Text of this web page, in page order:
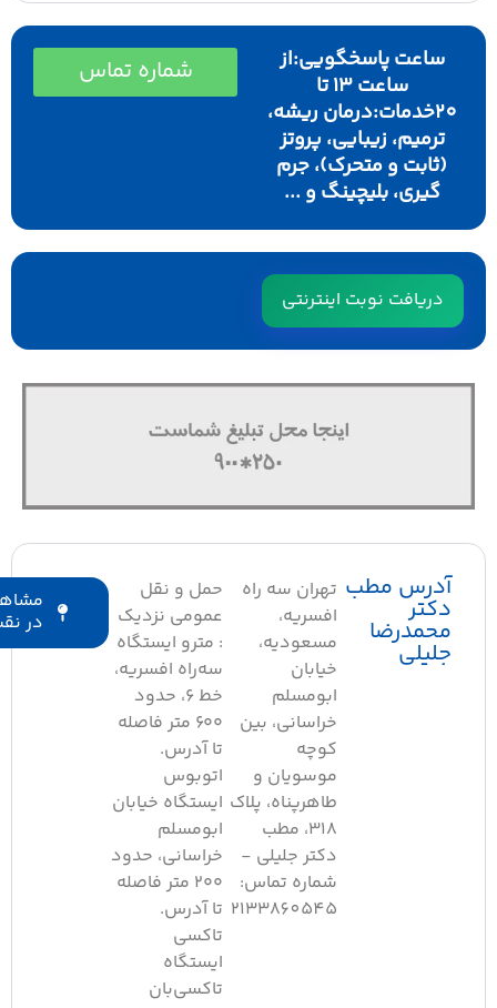
ساعت پاسخگویی:از
ساعت 13 تا
20خدمات:درمان ریشه،
ترمیم، زیبایی، پروتز
(ثابت و متحرک)، جرم
گیری، بلیچینگ و ...
شماره تماس
دریافت نوبت اینترنتی
آدرس مطب
محمدرضا
جلیلی
تهران سه راه
افسریه،
مسعودیه،
ابومسلم
خراسانی، بین
موسویان و
طاهرپناه، پلاک
۳۱۸، مطب
دکتر جلیلی -
شماره تماس:
2133860545
حمل و نقل
عمومی نزدیک
: مترو ایستگاه
سه‌راه افسریه،
خط ۶، حدود
۶۰۰ متر فاصله
تا آدرس.
اتوبوس
ایستگاه خیابان
ابومسلم
خراسانی، حدود
۲۰۰ متر فاصله
تا آدرس.
تاکسی
ایستگاه
تاکسی‌بان
مشاهده
در نقشه